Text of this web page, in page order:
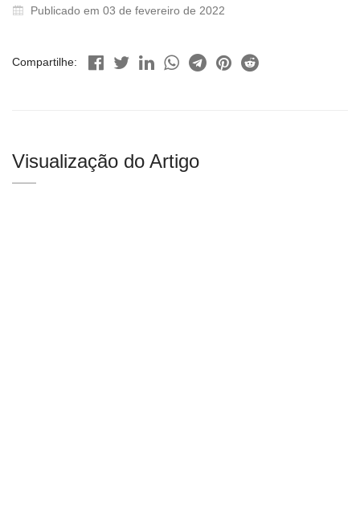
Publicado em 03 de fevereiro de 2022
Compartilhe:
Visualização do Artigo